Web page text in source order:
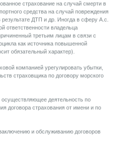
страхование на случай смерти в
средства на случай повреждения
результате ДТП и др. Иногда в сферу А.с.
ответственности владельца
третьим лицам в связи с
как источника повышенной
обязательный характер).
компанией урегулировать убытки,
страховщика по договору морского
деятельность по
договора страхования от имени и по
и обслуживанию договоров